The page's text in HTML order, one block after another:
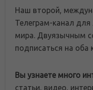
Наш второй,
Телеграм-канал
мира. Двуязычным
подписаться на оба
Вы узнаете много
статьи, видео,